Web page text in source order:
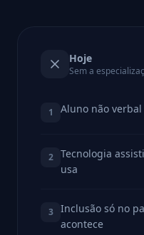
Hoje
Sem a
1 Aluno não
2
Tecnologia
usa
3
Inclusão só no
acontece